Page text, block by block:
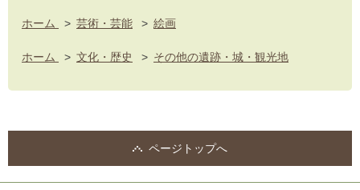
ホーム > 芸術・芸能 > 絵画
ホーム > 文化・歴史 > その他の遺跡・城・観光地
ページトップへ